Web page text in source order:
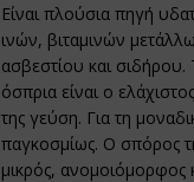
Είναι πλούσια πηγή
ινών, βιταμινών
ασβεστίου και
όσπρια είναι ο
της γεύση. Για τη
παγκοσμίως. Ο σπόρος
μικρός,